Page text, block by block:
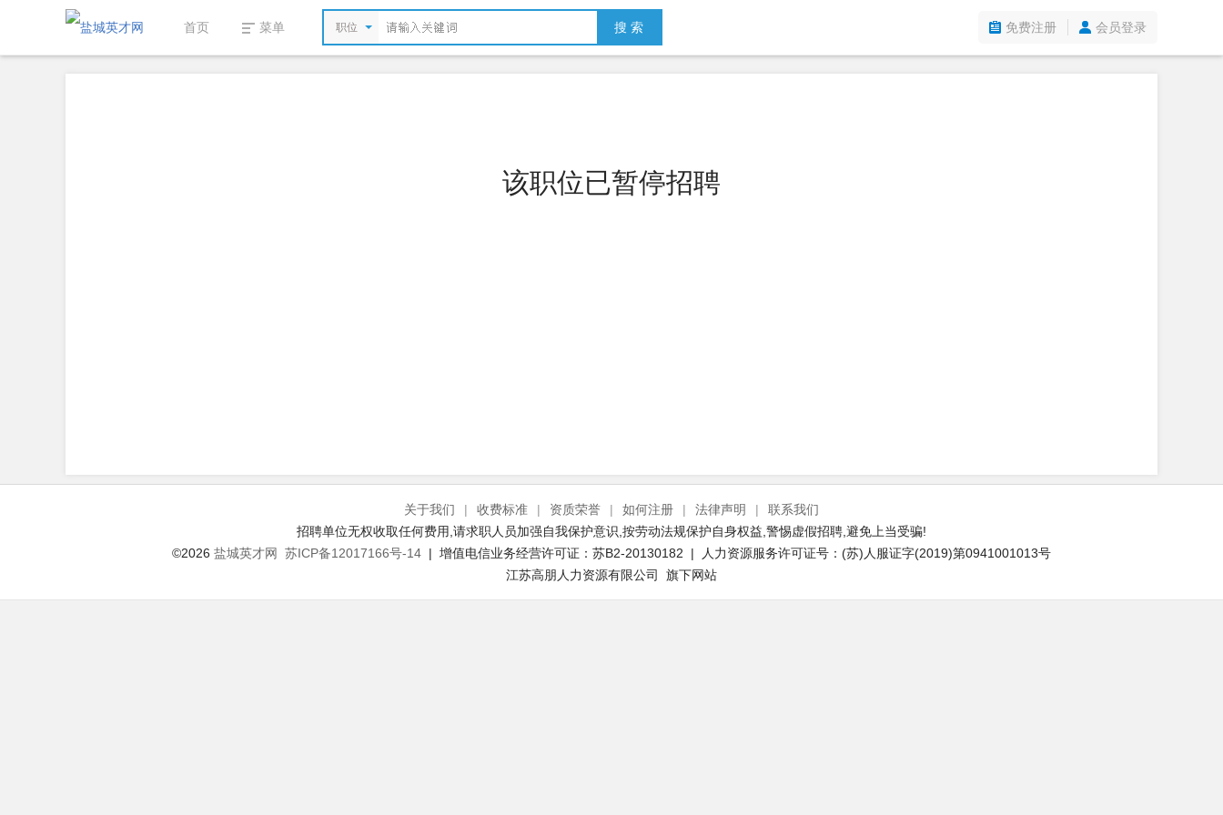
首页 菜单 职位 搜 索 免费注册 会员登录
该职位已暂停招聘
关于我们 | 收费标准 | 资质荣誉 | 如何注册 | 法律声明 |
联系我们
招聘单位无权收取任何费用,请求职人员加强自我保护意识,按劳动法规保护自身权益,警惕虚假招聘,避免上当受骗!
©2026 盐城英才网 苏ICP备12017166号-14 | 增值电信业务经营许可证：苏B2-20130182 | 人力资源服务许可证号：(苏)人服证字(2019)第0941001013号
江苏高朋人力资源有限公司 旗下网站